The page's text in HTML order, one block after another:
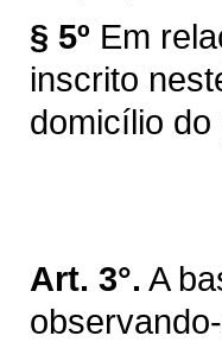
§ 5º Em
inscrito
domicílio do
Art. 3°. A